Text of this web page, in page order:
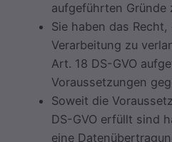
aufgeführten Gründe
Sie haben das
Verarbeitung zu
Art. 18 DS-GVO
Voraussetzungen
Soweit die
DS-GVO erfüllt sind
eine